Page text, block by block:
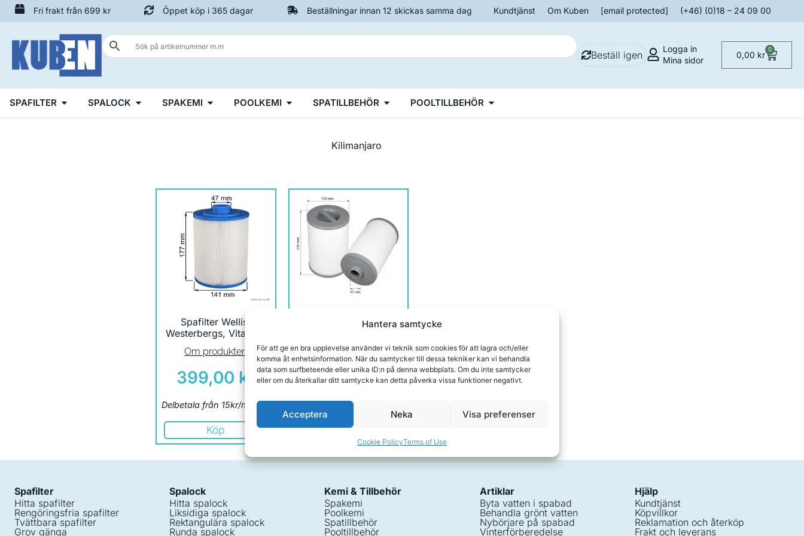
Hantera samtycke
För att ge en bra upplevelse använder vi teknik som cookies för att lagra och/eller
komma åt enhetsinformation. När du samtycker till dessa tekniker kan vi behandla
data som surfbeteende eller unika ID:n på denna webbplats. Om du inte samtycker
eller om du återkallar ditt samtycke kan detta påverka vissa funktioner negativt.
Acceptera Neka Visa preferenser
Cookie PolicyTerms of Use
Fri frakt från 699 kr Öppet köp i 365 dagar Beställningar innan 12 skickas samma dag Kundtjänst Om Kuben [email protected] (+46) (0)18 – 24 09 00
Beställ igen
Logga in
Mina sidor
0,00 kr
0
SPAFILTER SPALOCK SPAKEMI POOLKEMI SPATILLBEHÖR POOLTILLBEHÖR
Kilimanjaro
Spafilter Wellis,
Westerbergs, Vita Spa
Om produkten
399,00 kr
Delbetala från 15kr/månad
Köp
Spafilter Wellis,
Om produkten
460,00kr
Delbetala från 17kr/månad
Köp
Spafilter
Hitta spafilter
Rengöringsfria spafilter
Tvättbara spafilter
Grov gänga
Spalock
Hitta spalock
Liksidiga spalock
Rektangulära spalock
Runda spalock
Kemi & Tillbehör
Spakemi
Poolkemi
Spatillbehör
Pooltillbehör
Artiklar
Byta vatten i spabad
Behandla grönt vatten
Nybörjare på spabad
Vinterförberedelse
Hjälp
Kundtjänst
Köpvillkor
Reklamation och återköp
Frakt och leverans